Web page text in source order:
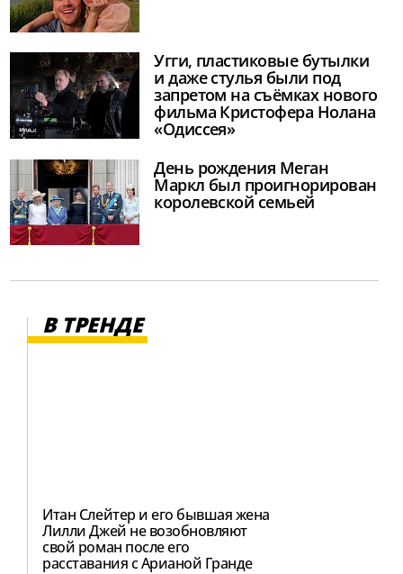
Угги, пластиковые бутылки
и даже стулья были под
запретом на съёмках нового
фильма Кристофера Нолана
«Одиссея»
День рождения Меган
Маркл был проигнорирован
королевской семьей
В ТРЕНДЕ
Итан Слейтер и его бывшая жена
Лилли Джей не возобновляют
свой роман после его
расставания с Арианой Гранде